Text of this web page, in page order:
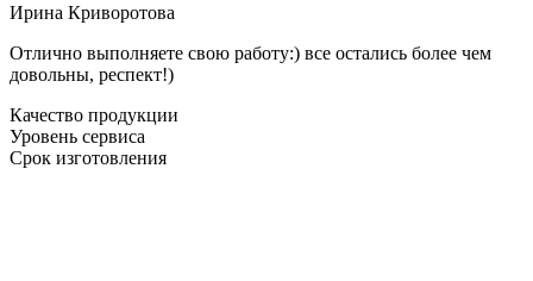
Ирина Криворотова
Отлично выполняете свою работу:) все остались более чем
довольны, респект!)
Качество продукции
Уровень сервиса
Срок изготовления